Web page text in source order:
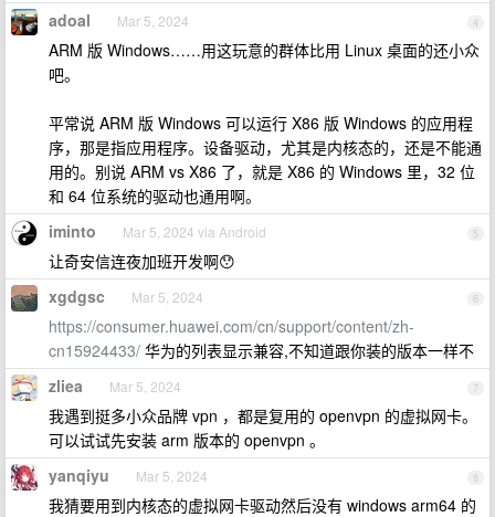
4
adoal Mar 5, 2024
ARM 版 Windows……用这玩意的群体比用 Linux 桌面的还小众
吧。
平常说 ARM 版 Windows 可以运行 X86 版 Windows 的应用程
序，那是指应用程序。设备驱动，尤其是内核态的，还是不能通
用的。别说 ARM vs X86 了，就是 X86 的 Windows 里，32 位
和 64 位系统的驱动也通用啊。
5
iminto Mar 5, 2024 via Android
让奇安信连夜加班开发啊😯
6
xgdgsc Mar 5, 2024
https://consumer.huawei.com/cn/support/content/zh-
cn15924433/ 华为的列表显示兼容,不知道跟你装的版本一样不
7
zliea Mar 5, 2024
我遇到挺多小众品牌 vpn ，都是复用的 openvpn 的虚拟网卡。
可以试试先安装 arm 版本的 openvpn 。
8
yanqiyu Mar 5, 2024
我猜要用到内核态的虚拟网卡驱动然后没有 windows arm64 的